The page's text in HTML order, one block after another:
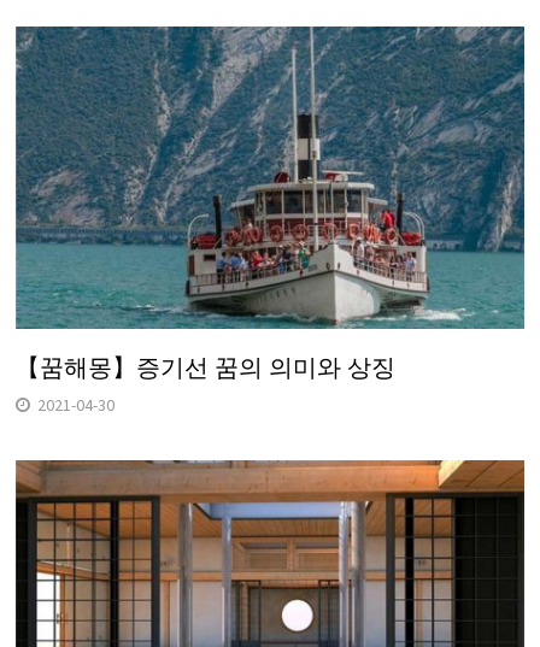
【꿈해몽】증기선 꿈의 의미와 상징
2021-04-30